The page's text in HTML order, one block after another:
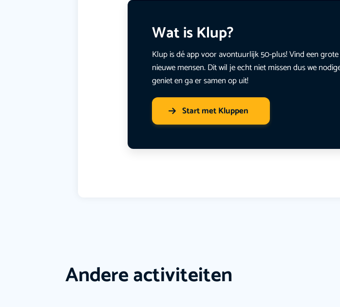
Wat is Klup?
Klup is dé app voor avontuurlijk 50-plus! Vind een
nieuwe mensen. Dit wil je echt niet missen dus we
geniet en ga er samen op uit!
Start met Kluppen
Andere activiteiten